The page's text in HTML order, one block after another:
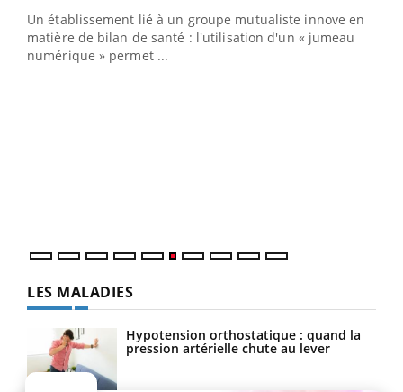
Un établissement lié à un groupe mutualiste innove en
matière de bilan de santé : l'utilisation d'un « jumeau
numérique » permet ...
LES MALADIES
Hypotension orthostatique : quand la
pression artérielle chute au lever